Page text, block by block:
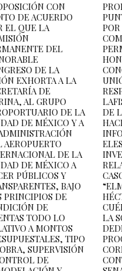
CON
DE ACUERDO
EL QUE LA
DEL
DE LA
EXHORTA A LA
DE
AL GRUPO
DE LA
DE MÉXICO Y A
AEROPUERTO
DE LA
DE MÉXICO A
PÚBLICOS Y
BAJO
PRINCIPIOS DE
DE
TODO LO
A MONTOS
TIPO
SUPERVISIÓN
DE
DE
LA